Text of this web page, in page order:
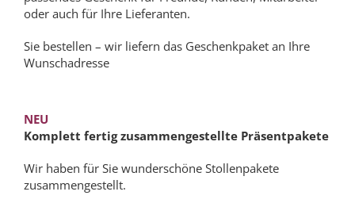
oder auch für Ihre Lieferanten.
Sie bestellen – wir liefern das Geschenkpaket an Ihre
Wunschadresse
NEU
Komplett fertig zusammengestellte Präsentpakete
Wir haben für Sie wunderschöne Stollenpakete
zusammengestellt.